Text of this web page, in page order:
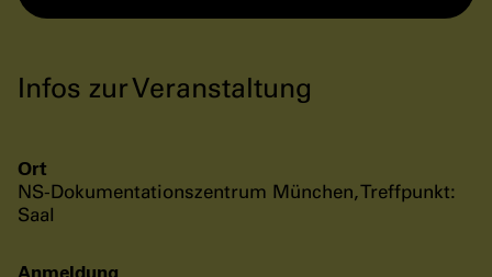
Infos zur Veranstaltung
Ort
NS-Dokumentationszentrum München, Treffpunkt:
Saal
Anmeldung